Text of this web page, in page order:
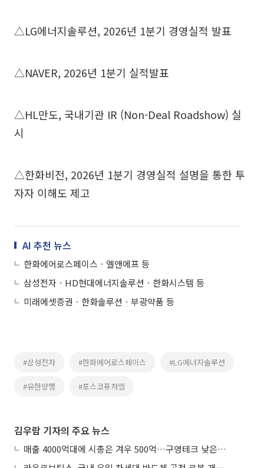
△LG에너지솔루션, 2026년 1분기 경영실적 발표
△NAVER, 2026년 1분기 실적발표
△HL만도, 국내기관 IR (Non-Deal Roadshow) 실
시
△한화비전, 2026년 1분기 경영실적 설명을 통한 투
자자 이해도 제고
AI 추천 뉴스
한화에어로스페이스ㆍ엘앤에프 등
삼성전자ㆍHD현대에너지솔루션ㆍ한화시스템 등
미래에셋증권ㆍ한화솔루션ㆍ부광약품 등
#삼성전자 #한화에어로스페이스 #LG에너지솔루션
#유한양행 #포스코퓨처엠
김우람 기자의 주요 뉴스
매출 4000억대에 시총은 겨우 500억…구영테크 낮은 몸값에 저가 승계 마무리